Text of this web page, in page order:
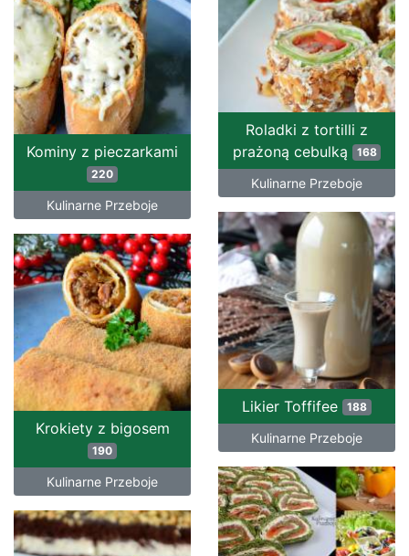
Roladki z tortilli z
prażoną cebulką
168
Kulinarne Przeboje
Kominy z pieczarkami
220
Kulinarne Przeboje
Likier Toffifee 188
Kulinarne Przeboje
Krokiety z bigosem
190
Kulinarne Przeboje